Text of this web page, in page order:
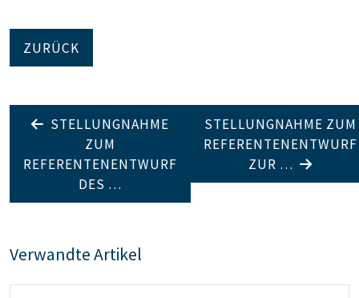
ZURÜCK
STELLUNGNAHME
ZUM
REFERENTENENTWURF
DES …
STELLUNGNAHME ZUM
REFERENTENENTWURF
ZUR …
Verwandte Artikel